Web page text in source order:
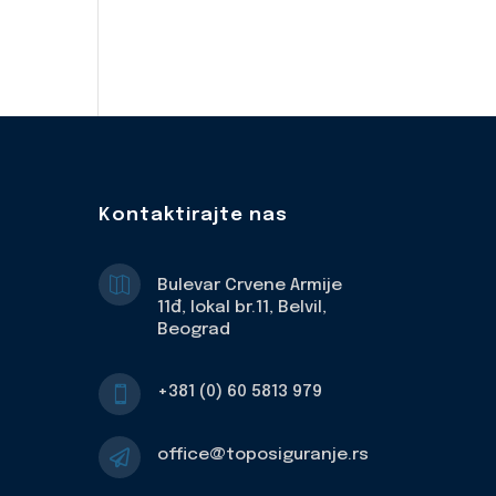
Kontaktirajte nas

Bulevar Crvene Armije
11đ, lokal br.11, Belvil,
Beograd
 +381 (0) 60 5813 979
 office@toposiguranje.rs